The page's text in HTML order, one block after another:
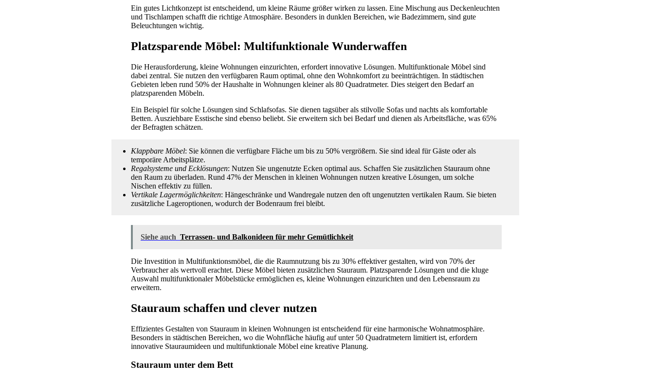
Ein gutes Lichtkonzept ist entscheidend, um kleine Räume größer wirken zu lassen. Eine Mischung aus Deckenleuchten
und Tischlampen schafft die richtige Atmosphäre. Besonders in dunklen Bereichen, wie Badezimmern, sind gute
Beleuchtungen wichtig.
Platzsparende Möbel: Multifunktionale Wunderwaffen
Die Herausforderung, kleine Wohnungen einzurichten, erfordert innovative Lösungen. Multifunktionale Möbel sind
dabei zentral. Sie nutzen den verfügbaren Raum optimal, ohne den Wohnkomfort zu beeinträchtigen. In städtischen
Gebieten leben rund 50% der Haushalte in Wohnungen kleiner als 80 Quadratmeter. Dies steigert den Bedarf an
platzsparenden Möbeln.
Ein Beispiel für solche Lösungen sind Schlafsofas. Sie dienen tagsüber als stilvolle Sofas und nachts als komfortable
Betten. Ausziehbare Esstische sind ebenso beliebt. Sie erweitern sich bei Bedarf und dienen als Arbeitsfläche, was 65%
der Befragten schätzen.
Klappbare Möbel: Sie können die verfügbare Fläche um bis zu 50% vergrößern. Sie sind ideal für Gäste oder als
temporäre Arbeitsplätze.
Regalsysteme und Ecklösungen: Nutzen Sie ungenutzte Ecken optimal aus. Schaffen Sie zusätzlichen Stauraum ohne
den Raum zu überladen. Rund 47% der Menschen in kleinen Wohnungen nutzen kreative Lösungen, um solche
Nischen effektiv zu füllen.
Vertikale Lagermöglichkeiten: Hängeschränke und Wandregale nutzen den oft ungenutzten vertikalen Raum. Sie bieten
zusätzliche Lageroptionen, wodurch der Bodenraum frei bleibt.
Siehe auch Terrassen- und Balkonideen für mehr Gemütlichkeit
Die Investition in Multifunktionsmöbel, die die Raumnutzung bis zu 30% effektiver gestalten, wird von 70% der
Verbraucher als wertvoll erachtet. Diese Möbel bieten zusätzlichen Stauraum. Platzsparende Lösungen und die kluge
Auswahl multifunktionaler Möbelstücke ermöglichen es, kleine Wohnungen einzurichten und den Lebensraum zu
erweitern.
Stauraum schaffen und clever nutzen
Effizientes Gestalten von Stauraum in kleinen Wohnungen ist entscheidend für eine harmonische Wohnatmosphäre.
Besonders in städtischen Bereichen, wo die Wohnfläche häufig auf unter 50 Quadratmetern limitiert ist, erfordern
innovative Stauraumideen und multifunktionale Möbel eine kreative Planung.
Stauraum unter dem Bett